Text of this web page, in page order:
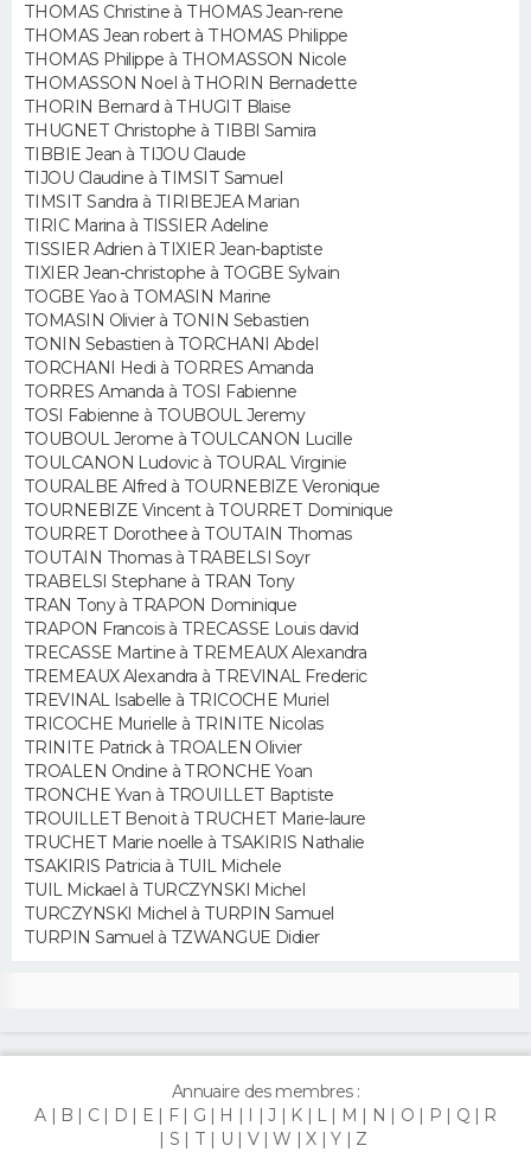
COPAINS D'AVANT
S'inscrire
Se connecter
Lycées
Collèges
Primaires
Universités
Entreprises
Service militaire
Avis de recherche
AVIS DE DÉCÈS
FORUM
Bricolage
Lifestyle
Culture
Sport
Auto
Television
Voyage
Cinema
THOMAS Christine à THOMAS Jean-rene
THOMAS Jean robert à THOMAS Philippe
THOMAS Philippe à THOMASSON Nicole
THOMASSON Noel à THORIN Bernadette
THORIN Bernard à THUGIT Blaise
THUGNET Christophe à TIBBI Samira
TIBBIE Jean à TIJOU Claude
TIJOU Claudine à TIMSIT Samuel
TIMSIT Sandra à TIRIBEJEA Marian
TIRIC Marina à TISSIER Adeline
TISSIER Adrien à TIXIER Jean-baptiste
TIXIER Jean-christophe à TOGBE Sylvain
TOGBE Yao à TOMASIN Marine
TOMASIN Olivier à TONIN Sebastien
TONIN Sebastien à TORCHANI Abdel
TORCHANI Hedi à TORRES Amanda
TORRES Amanda à TOSI Fabienne
TOSI Fabienne à TOUBOUL Jeremy
TOUBOUL Jerome à TOULCANON Lucille
TOULCANON Ludovic à TOURAL Virginie
TOURALBE Alfred à TOURNEBIZE Veronique
TOURNEBIZE Vincent à TOURRET Dominique
TOURRET Dorothee à TOUTAIN Thomas
TOUTAIN Thomas à TRABELSI Soyr
TRABELSI Stephane à TRAN Tony
TRAN Tony à TRAPON Dominique
TRAPON Francois à TRECASSE Louis david
TRECASSE Martine à TREMEAUX Alexandra
TREMEAUX Alexandra à TREVINAL Frederic
TREVINAL Isabelle à TRICOCHE Muriel
TRICOCHE Murielle à TRINITE Nicolas
TRINITE Patrick à TROALEN Olivier
TROALEN Ondine à TRONCHE Yoan
TRONCHE Yvan à TROUILLET Baptiste
TROUILLET Benoit à TRUCHET Marie-laure
TRUCHET Marie noelle à TSAKIRIS Nathalie
TSAKIRIS Patricia à TUIL Michele
TUIL Mickael à TURCZYNSKI Michel
TURCZYNSKI Michel à TURPIN Samuel
TURPIN Samuel à TZWANGUE Didier
Annuaire des membres :
A
B C D E F G H I J K L M N O P Q
R
S
T U V W X Y Z